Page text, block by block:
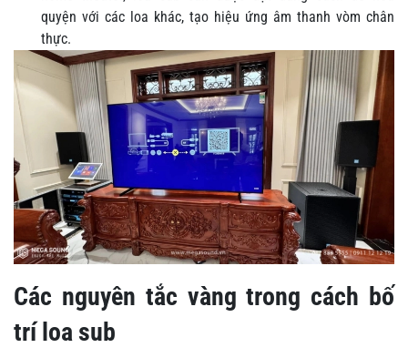
quyện với các loa khác, tạo hiệu ứng âm thanh vòm chân
thực.
Các nguyên tắc vàng trong cách bố
trí loa sub